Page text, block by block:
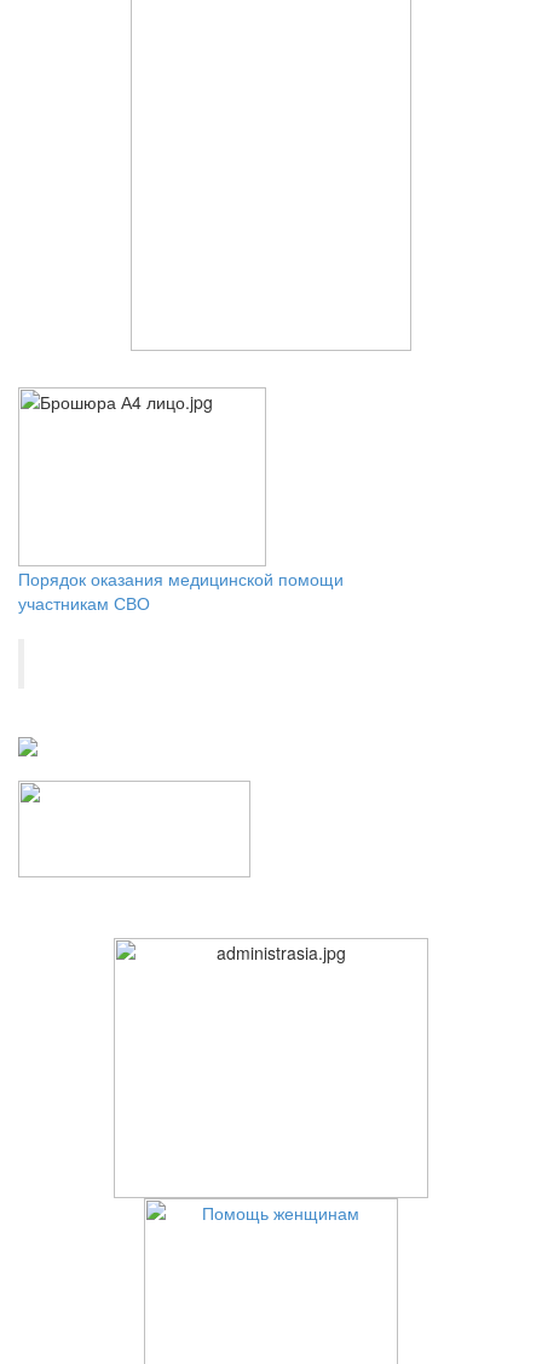
Порядок оказания медицинской помощи
участникам СВО